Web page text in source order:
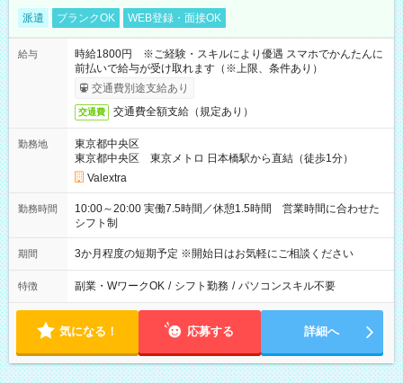
派遣 ブランクOK WEB登録・面接OK
給与
時給1800円 ※ご経験・スキルにより優遇 スマホでかんたんに
前払いで給与が受け取れます（※上限、条件あり）
交通費別途支給あり
交通費 交通費全額支給（規定あり）
勤務地
東京都中央区
東京都中央区 東京メトロ 日本橋駅から直結（徒歩1分）
Valextra
勤務時間
10:00～20:00 実働7.5時間／休憩1.5時間 営業時間に合わせた
シフト制
期間 3か月程度の短期予定 ※開始日はお気軽にご相談ください
特徴 副業・WワークOK / シフト勤務 / パソコンスキル不要
気になる！ 応募する 詳細へ